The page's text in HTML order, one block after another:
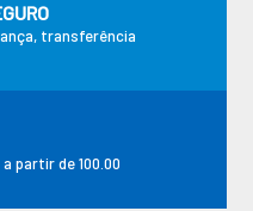
transferência
partir de 100.00